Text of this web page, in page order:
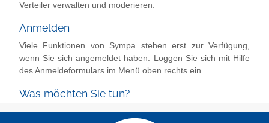
Verteiler verwalten und moderieren.
Anmelden
Viele Funktionen von Sympa stehen erst zur Verfügung,
wenn Sie sich angemeldet haben. Loggen Sie sich mit Hilfe
des Anmeldeformulars im Menü oben rechts ein.
Was möchten Sie tun?